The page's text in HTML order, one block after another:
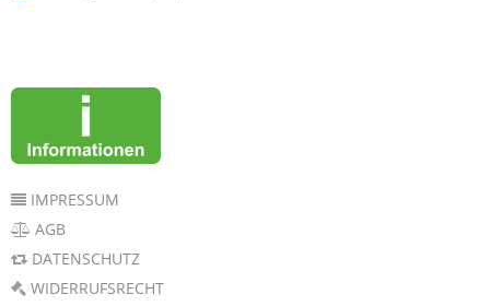
IMPRESSUM
AGB
DATENSCHUTZ
WIDERRUFSRECHT